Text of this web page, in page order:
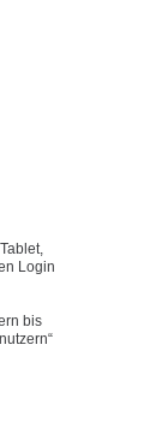
Login
bis